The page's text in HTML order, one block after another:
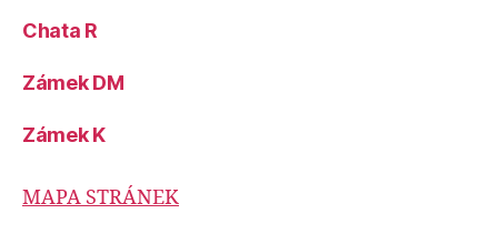
Chata R
Zámek DM
Zámek K
MAPA STRÁNEK